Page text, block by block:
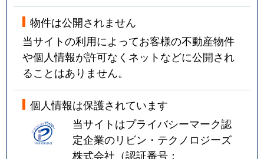
物件は公開されません
当サイトの利用によってお客様の不動産物件
や個人情報が許可なくネットなどに公開され
ることはありません。
個人情報は保護されています
当サイトはプライバシーマーク認
定企業のリビン・テクノロジーズ
株式会社（認証番号：